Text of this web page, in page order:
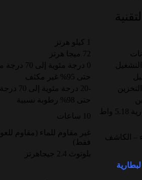
1 كيلو هرتز
72 ميجا هرتز
0 درجة مئوية إلى 70 درجة مئوية
حتى 95% غير مكثف
-20 درجة مئوية إلى 70 درجة مئوية
حتى 98% رطوبة نسبية
وقت التشغيل (بطارية 5.18 واط
10 ساعات
– الكاشف
غير مقاوم للماء (مقاوم
فقط)
بلوتوث 2.4 جيجاهرتز